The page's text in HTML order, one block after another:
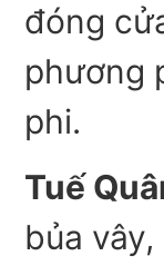
đóng
phương
phi.
Tuế
bủa